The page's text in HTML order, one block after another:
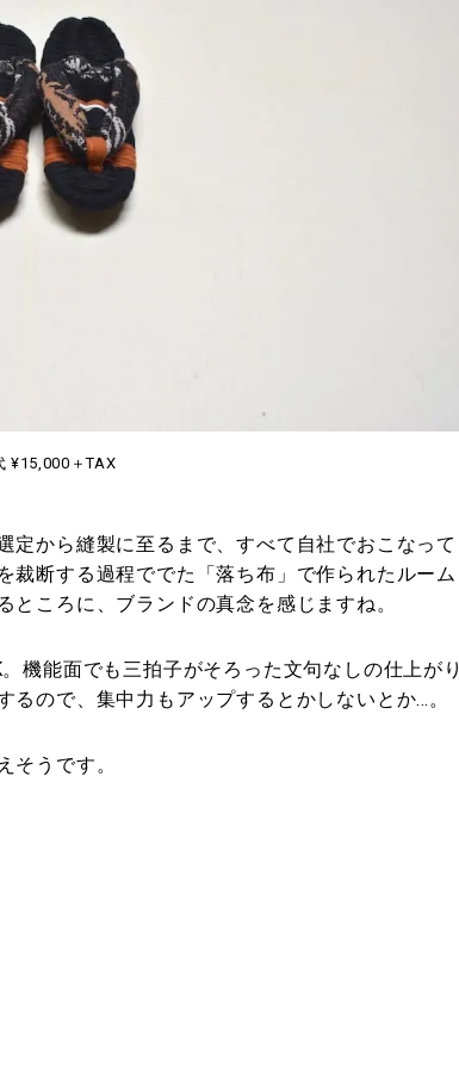
¥15,000＋TAX
定から縫製に至るまで、すべて自社でおこなって
裁断する過程ででた「落ち布」で作られたルーム
ころに、ブランドの真念を感じますね。
機能面でも三拍子がそろった文句なしの仕上がり
ので、集中力もアップするとかしないとか…。
そうです。